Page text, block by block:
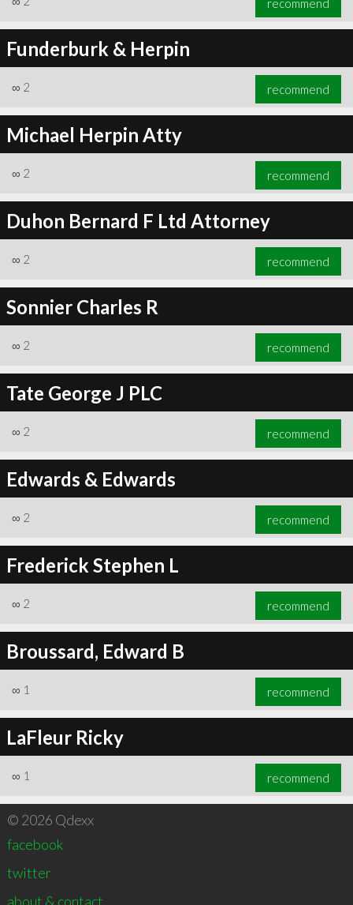
Funderburk & Herpin
∞ 2 recommend
Michael Herpin Atty
∞ 2 recommend
Duhon Bernard F Ltd Attorney
∞ 2 recommend
Sonnier Charles R
∞ 2 recommend
Tate George J PLC
∞ 2 recommend
Edwards & Edwards
∞ 2 recommend
Frederick Stephen L
∞ 2 recommend
Broussard, Edward B
∞ 1 recommend
LaFleur Ricky
∞ 1 recommend
© 2026 Qdexx
facebook
twitter
about & contact